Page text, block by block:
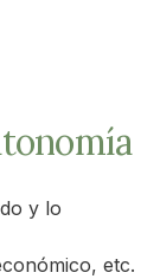
y lo
etc.